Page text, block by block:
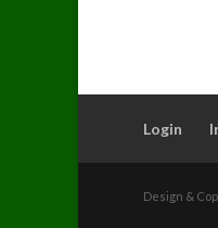
Login
Design &